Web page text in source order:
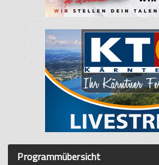
Programmübersicht